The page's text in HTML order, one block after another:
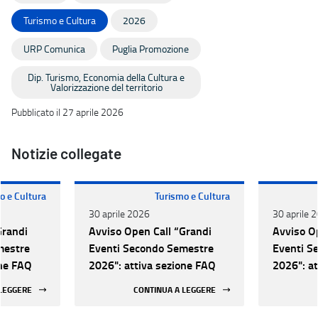
Turismo e Cultura 2026
URP Comunica Puglia Promozione
Dip. Turismo, Economia della Cultura e
Valorizzazione del territorio
Pubblicato il 27 aprile 2026
Notizie collegate
e Cultura
FAQ
Turismo e Cultura
30 aprile 2026
Avviso Open Call “Grandi
Eventi Secondo Semestre
2026": attiva sezione FAQ
CONTINUA A LEGGERE
30 aprile
Avviso
Eventi
2026":